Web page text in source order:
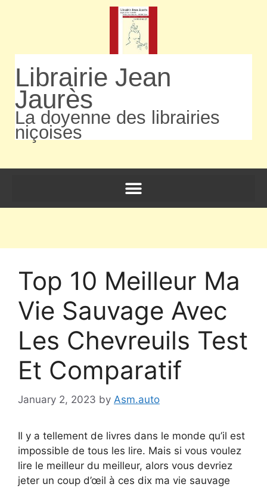
Librairie Jean
Jaurès
La doyenne des librairies
niçoises
Top 10 Meilleur Ma
Vie Sauvage Avec
Les Chevreuils Test
Et Comparatif
January 2, 2023 by Asm.auto
Il y a tellement de livres dans le monde qu’il est
impossible de tous les lire. Mais si vous voulez
lire le meilleur du meilleur, alors vous devriez
jeter un coup d’œil à ces dix ma vie sauvage